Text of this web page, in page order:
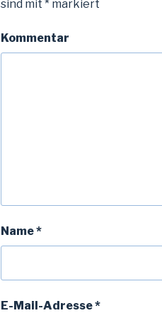
sind mit * markiert
Kommentar
Name*
E-Mail-Adresse*